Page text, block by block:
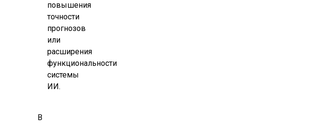
повышения
точности
прогнозов
или
расширения
функциональности
системы
ИИ.
В